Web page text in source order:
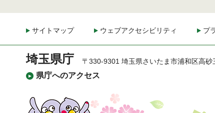
サイトマップ ウェブアクセシビリティ プ
埼玉県庁
県庁へのアクセス
〒330-9301 埼玉県さいたま市浦和区高砂